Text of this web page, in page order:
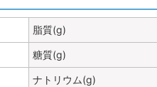
脂質(g)
糖質(g)
ナトリウム(g)